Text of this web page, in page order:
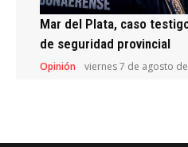
Mar del Plata, caso
de seguridad provincial
Opinión viernes 7 de agosto